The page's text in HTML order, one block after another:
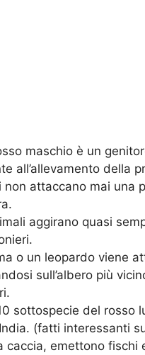
maschio è un
all’allevamento della
non attaccano mai una
aggirano quasi
o un leopardo viene
sull’albero più
sottospecie del rosso
(fatti interessanti
caccia, emettono fischi